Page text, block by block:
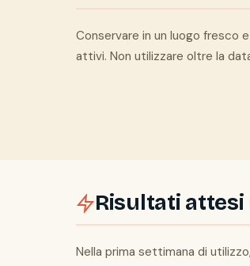
Conservare in un luogo fresco
attivi. Non utilizzare oltre la
Risultati attesi
Nella prima settimana di